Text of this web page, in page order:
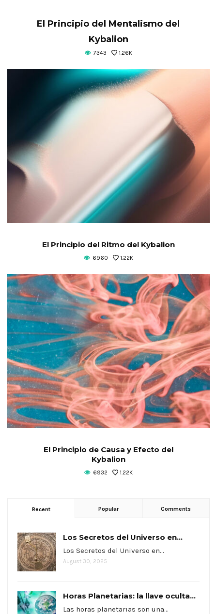
El Principio del Mentalismo del
Kybalion
7343 1.26K
El Principio del Ritmo del Kybalion
6960 1.22K
El Principio de Causa y Efecto del
Kybalion
6932 1.22K
Recent Popular Comments
Los Secretos del Universo en...
Los Secretos del Universo en…
August 30, 2025
Horas Planetarias: la llave oculta...
Las horas planetarias son una…